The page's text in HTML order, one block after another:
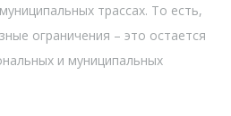
трассах. То есть,
ограничения – это остается
и муниципальных